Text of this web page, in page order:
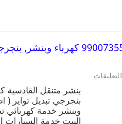
بنشر متنقل | كراج القادسية 99007355
التعليقات
بنشر متنقل القادسية
بنجرجي تبديل تواير (
وبنشر خدمة كهربائي
البيت خدمة السيارات